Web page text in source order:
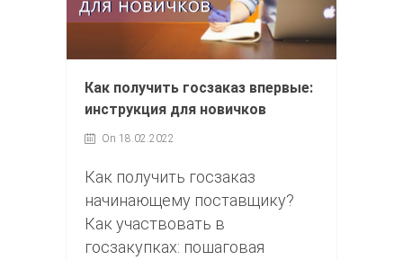
Как получить госзаказ впервые:
инструкция для новичков
On 18.02.2022
Как получить госзаказ
начинающему поставщику?
Как участвовать в
госзакупках: пошаговая